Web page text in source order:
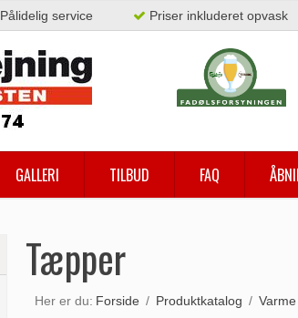
Pålidelig service Priser inkluderet opvask
GALLERI TILBUD FAQ
Tæpper
Her er du: Forside / Produktkatalog /